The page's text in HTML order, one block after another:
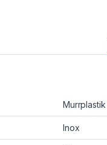
Murrplastik
Inox